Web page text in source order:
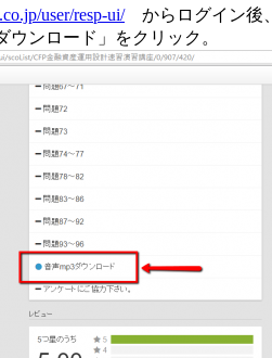
user/resp-ui/からログイン後、
ウンロード」をクリック。